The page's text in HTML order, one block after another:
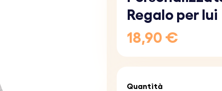
Regalo per lui
18,90 €
Quantità